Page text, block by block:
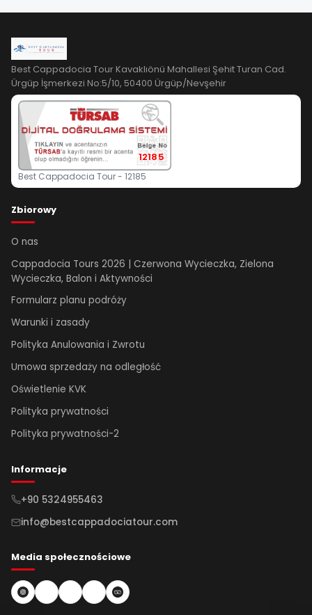
Best Cappadocia Tour Kavaklıönü Mahallesi Şehit Turan Cad.
Ürgüp İşmerkezi No:5/10, 50400 Ürgüp/Nevşehir
12185
Best Cappadocia Tour - 12185
Zbiorowy
O nas
Cappadocia Tours 2026 | Czerwona Wycieczka, Zielona
Wycieczka, Balon i Aktywności
Formularz planu podróży
Warunki i zasady
Polityka Anulowania i Zwrotu
Umowa sprzedaży na odległość
Oświetlenie KVK
Polityka prywatności
Polityka prywatności-2
Informacje
+90 5324955463
info@bestcappadociatour.com
Media społecznościowe